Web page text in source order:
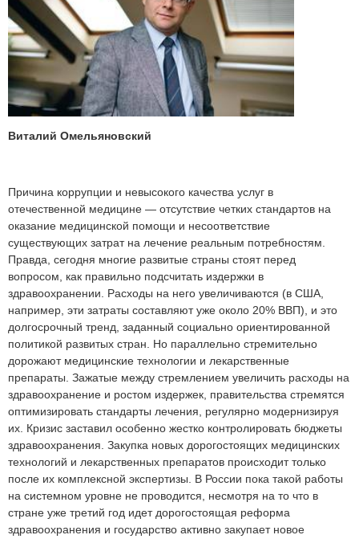
Виталий Омельяновский
Причина коррупции и невысокого качества услуг в
отечественной медицине — отсутствие четких стандартов на
оказание медицинской помощи и несоответствие
существующих затрат на лечение реальным потребностям.
Правда, сегодня многие развитые страны стоят перед
вопросом, как правильно подсчитать издержки в
здравоохранении. Расходы на него увеличиваются (в США,
например, эти затраты составляют уже около 20% ВВП), и это
долгосрочный тренд, заданный социально ориентированной
политикой развитых стран. Но параллельно стремительно
дорожают медицинские технологии и лекарственные
препараты. Зажатые между стремлением увеличить расходы на
здравоохранение и ростом издержек, правительства стремятся
оптимизировать стандарты лечения, регулярно модернизируя
их. Кризис заставил особенно жестко контролировать бюджеты
здравоохранения. Закупка новых дорогостоящих медицинских
технологий и лекарственных препаратов происходит только
после их комплексной экспертизы. В России пока такой работы
на системном уровне не проводится, несмотря на то что в
стране уже третий год идет дорогостоящая реформа
здравоохранения и государство активно закупает новое